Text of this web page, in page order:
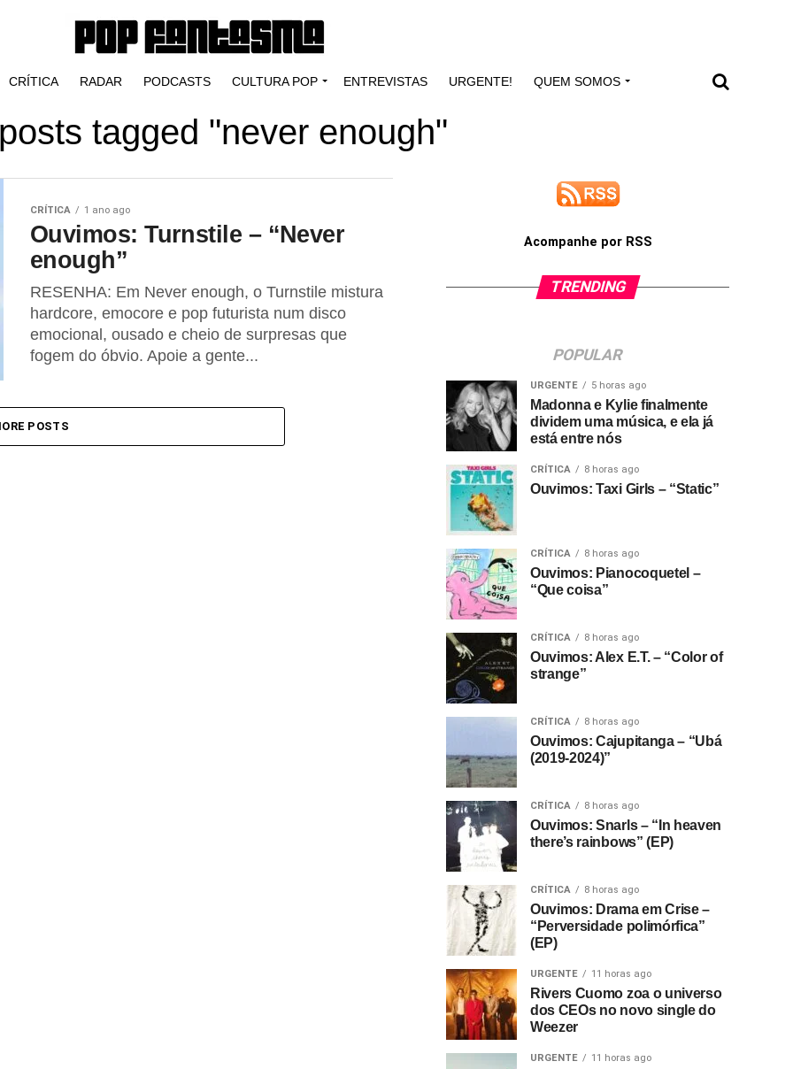
CRÍTICA RADAR PODCASTS CULTURA POP ENTREVISTAS URGENTE! QUEM SOMOS
tagged "never enough"
CRÍTICA 1 ano ago
Ouvimos: Turnstile – “Never
enough”
RESENHA: Em Never enough, o Turnstile mistura
hardcore, emocore e pop futurista num disco
emocional, ousado e cheio de surpresas que
fogem do óbvio. Apoie a gente...
POSTS
Acompanhe por RSS
TRENDING
POPULAR
URGENTE 5 horas ago
Madonna e Kylie finalmente
dividem uma música, e ela já
está entre nós
CRÍTICA 8 horas ago
Ouvimos: Taxi Girls – “Static”
CRÍTICA 8 horas ago
Ouvimos: Pianocoquetel –
“Que coisa”
CRÍTICA 8 horas ago
Ouvimos: Alex E.T. – “Color of
strange”
CRÍTICA 8 horas ago
Ouvimos: Cajupitanga – “Ubá
(2019-2024)”
CRÍTICA 8 horas ago
Ouvimos: Snarls – “In heaven
there’s rainbows” (EP)
CRÍTICA 8 horas ago
Ouvimos: Drama em Crise –
“Perversidade polimórfica”
(EP)
URGENTE 11 horas ago
Rivers Cuomo zoa o universo
dos CEOs no novo single do
Weezer
URGENTE 11 horas ago